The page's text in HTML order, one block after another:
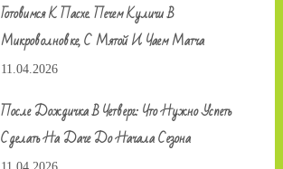
Готовимся К Пасхе. Печем Куличи В
Микроволновке, С Мятой И Чаем Матча
11.04.2026
После Дождичка В Четверг: Что Нужно Успеть
Сделать На Даче До Начала Сезона